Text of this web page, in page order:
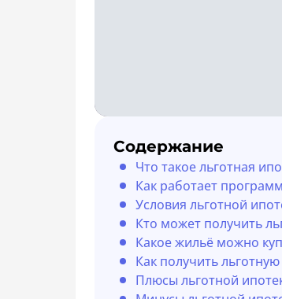
Содержание
Что такое льготная
Как работает
Условия льготной
Кто может получить
Какое жильё можно
Как получить
Плюсы льготной